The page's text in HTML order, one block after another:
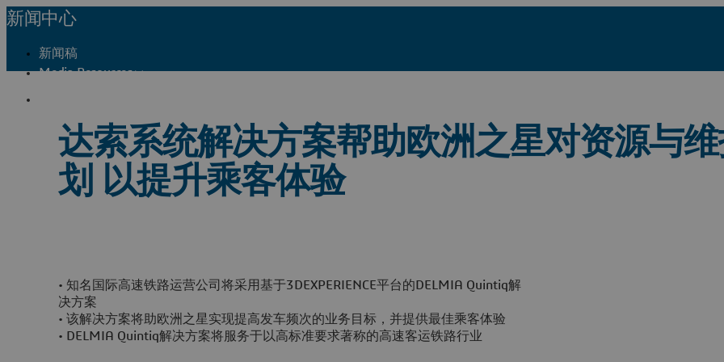
新闻中心
新闻稿
Media Resources
达索系统解决方案帮助欧洲之星对资源与
划 以提升乘客体验
• 知名国际高速铁路运营公司将采用基于3DEXPERIENCE平台的DELMIA Quintiq解
决方案
• 该解决方案将助欧洲之星实现提高发车频次的业务目标，并提供最佳乘客体验
• DELMIA Quintiq解决方案将服务于以高标准要求著称的高速客运铁路行业